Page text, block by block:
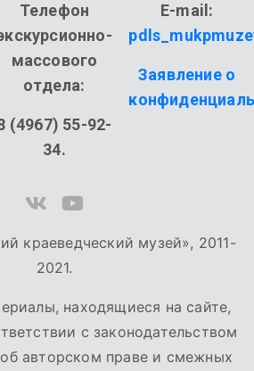
Телефон
массового
отдела:
(4967) 55-92-
34.
E-mail:
Заявление о
краеведческий музей», 2011-
2021.
находящиеся на сайте,
с законодательством
авторском праве и смежных